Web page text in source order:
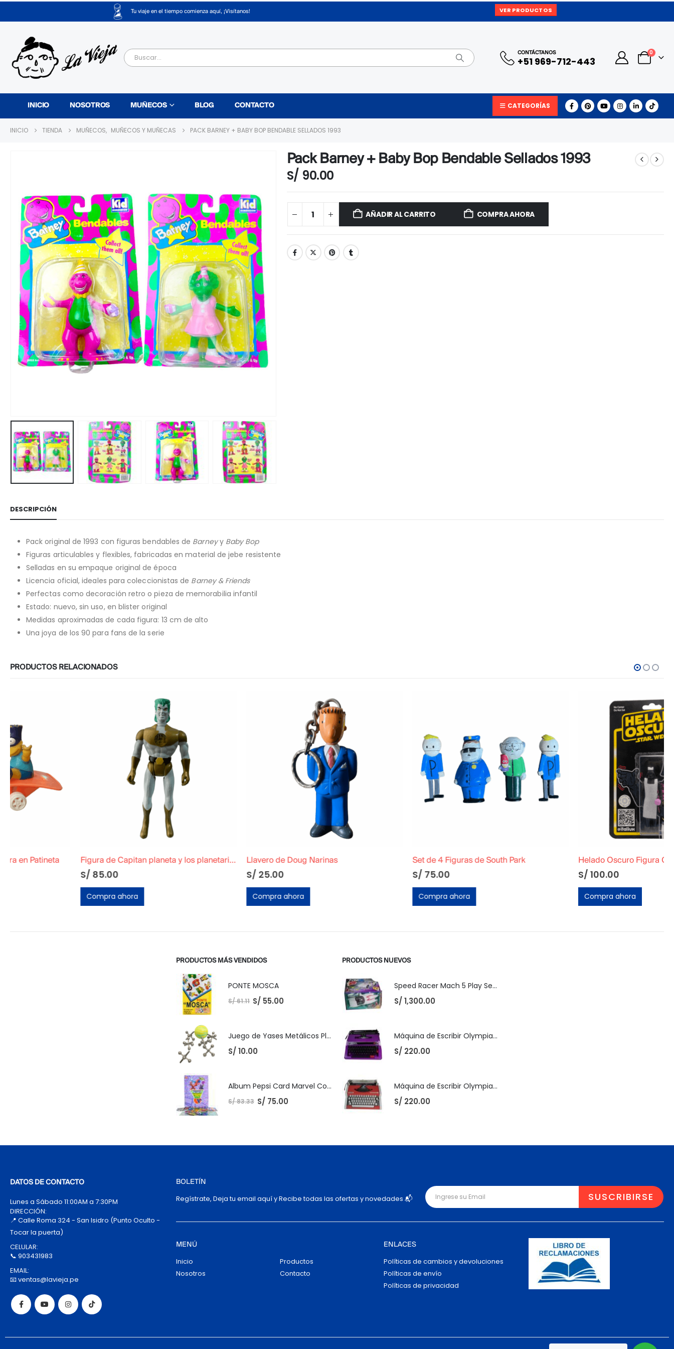
Tu viaje en el tiempo comienza aquí, ¡Visítanos! VER PRODUCTOS
CONTÁCTANOS
+51 969-712-443
0
INICIO NOSOTROS MUÑECOS BLOG CONTACTO CATEGORÍAS
INICIO TIENDA MUÑECOS, MUÑECOS Y MUÑECAS PACK BARNEY + BABY BOP BENDABLE SELLADOS 1993
Pack Barney + Baby Bop Bendable Sellados 1993
S/ 90.00
AÑADIR AL CARRITO COMPRA AHORA
DESCRIPCIÓN
Pack original de 1993 con figuras bendables de Barneyy Baby Bop
Figuras articulables y flexibles, fabricadas en material de jebe resistente
Selladas en su empaque original de época
Licencia oficial, ideales para coleccionistas de Barney & Friends
Perfectas como decoración retro o pieza de memorabilia infantil
Estado: nuevo, sin uso, en blister original
Medidas aproximadas de cada figura: 13 cm de alto
Una joya de los 90 para fans de la serie
PRODUCTOS RELACIONADOS
Figura de Capitan planeta y los planetarios 1991 Llavero de Doug Narinas Set de 4 Figuras de South Park Helado Oscuro Figura Coleccionable (Italiux)
PRODUCTOS MÁS VENDIDOS
PONTE MOSCA
S/61.11 S/ 55.00
Juego de Yases Metálicos Plomos 6 Unidades + Pelota de Goma (En Bolsita Lista para Regalar)
S/ 10.00
Album Pepsi Card Marvel Completo
S/83.33 S/ 75.00
PRODUCTOS NUEVOS
Speed Racer Mach 5 Play Set | ReSaurus 1999 | Meteoro
S/ 1,300.00
Máquina de Escribir Olympia Royal-Brother
S/ 220.00
Máquina de Escribir Olympia Traveller de Luxe
S/ 220.00
DATOS DE CONTACTO
Lunes a Sábado 11:00AM a 7:30PM
DIRECCIÓN:
📍 Calle Roma 324 - San Isidro (Punto Oculto -
Tocar la puerta)
CELULAR:
📞 903431983
EMAIL:
📧 ventas@lavieja.pe
BOLETÍN
Regístrate, Deja tu email aquí y Recibe todas las ofertas y novedades 📬
MENÚ
Inicio
Nosotros
Productos
Contacto
ENLACES
Políticas de cambios y devoluciones
Políticas de envío
Políticas de privacidad